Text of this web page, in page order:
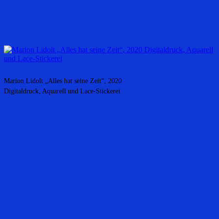
Marion Lidolt „Alles hat seine Zeit“, 2020
Digitaldruck, Aquarell und Lace-Stickerei